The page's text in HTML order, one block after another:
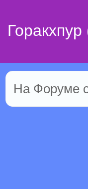
Горакхпур
На Форуме